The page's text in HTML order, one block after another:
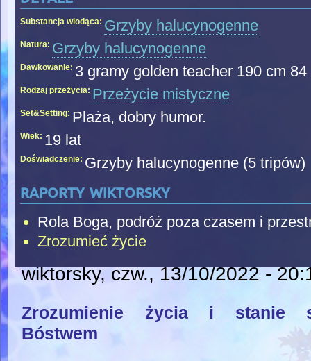
Substancja wiodąca: Grzyby halucynogenne
Natura: Grzyby halucynogenne
Dawkowanie: 3 gramy golden teacher 190 cm 84
Rodzaj przeżycia: Przeżycie mistyczne
Set&Setting: Plaża, dobry humor.
Wiek: 19 lat
Doświadczenie: Grzyby halucynogenne (5 tripów)
raporty wiktorsky
Rola Boga, podróż poza czasem i
Zrozumieć życie
wiktorsky, czw., 13/10/2022 -
Zrozumienie życia i stanie
Bóstwem